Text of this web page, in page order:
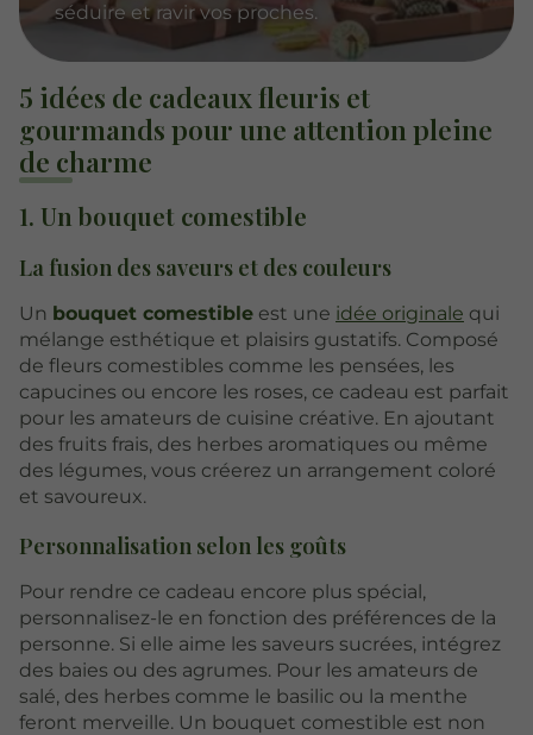
séduire et ravir vos proches.
5 idées de cadeaux fleuris et
gourmands pour une attention pleine
de charme
1. Un bouquet comestible
La fusion des saveurs et des couleurs
Un bouquet comestible est une idée originale qui
mélange esthétique et plaisirs gustatifs. Composé
de fleurs comestibles comme les pensées, les
capucines ou encore les roses, ce cadeau est parfait
pour les amateurs de cuisine créative. En ajoutant
des fruits frais, des herbes aromatiques ou même
des légumes, vous créerez un arrangement coloré
et savoureux.
Personnalisation selon les goûts
Pour rendre ce cadeau encore plus spécial,
personnalisez-le en fonction des préférences de la
personne. Si elle aime les saveurs sucrées, intégrez
des baies ou des agrumes. Pour les amateurs de
salé, des herbes comme le basilic ou la menthe
feront merveille. Un bouquet comestible est non